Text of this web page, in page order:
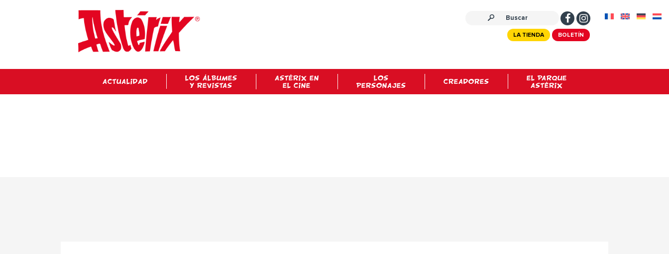
BOLETÍN
LA TIENDA
ACTUALIDAD
LOS ÁLBUMES
Y REVISTAS
ASTÉRIX EN
EL CINE
LOS
PERSONAJES
CREADORES
EL PARQUE
ASTÉRIX